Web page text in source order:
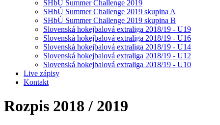
SHbÚ Summer Challenge 2019
SHbÚ Summer Challenge 2019 skupina A
SHbÚ Summer Challenge 2019 skupina B
Slovenská hokejbalová extraliga 2018/19 - U19
Slovenská hokejbalová extraliga 2018/19 - U16
Slovenská hokejbalová extraliga 2018/19 - U14
Slovenská hokejbalová extraliga 2018/19 - U12
Slovenská hokejbalová extraliga 2018/19 - U10
Live zápisy
Kontakt
Rozpis 2018 / 2019